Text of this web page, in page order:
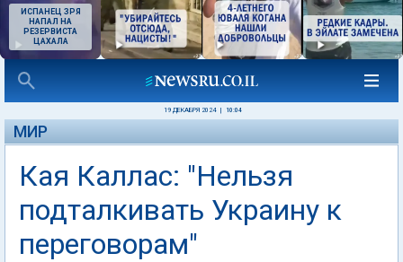
ИСПАНЕЦ ЗРЯ
НАПАЛ НА
РЕЗЕРВИСТА
ЦАХАЛА
19 ДЕКАБРЯ 2024 10:04
МИР
Кая Каллас: "Нельзя
подталкивать Украину к
переговорам"